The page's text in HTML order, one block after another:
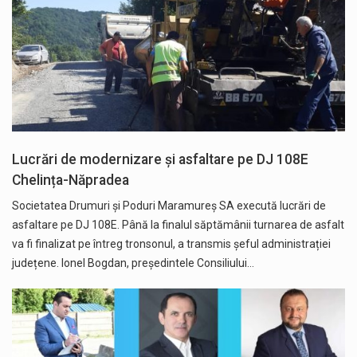
Lucrări de modernizare și asfaltare pe DJ 108E
Chelința-Năpradea
Societatea Drumuri și Poduri Maramureș SA execută lucrări de
asfaltare pe DJ 108E. Până la finalul săptămânii turnarea de asfalt
va fi finalizat pe întreg tronsonul, a transmis șeful administrației
județene. Ionel Bogdan, președintele Consiliului…